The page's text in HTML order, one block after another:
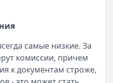
самые низкие. За
комиссии, причем
к документам строже,